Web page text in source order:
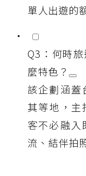
單人出遊的
Q3：何時
麼特色？
該企劃涵蓋
其等地，主
客不必融入
流、結伴拍